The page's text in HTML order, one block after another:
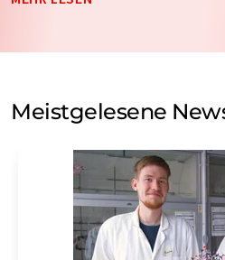
auf Basis unserer
Meinungsforschung per E-Mail
Einwilligung können Sie jederzeit
Str. 2, 12489 Berlin oder per E-
widerruf@lumitos.commit
widerrufen. Zudem ist in jeder E-
Abbestellung des
enthalten.
Meistgelesene